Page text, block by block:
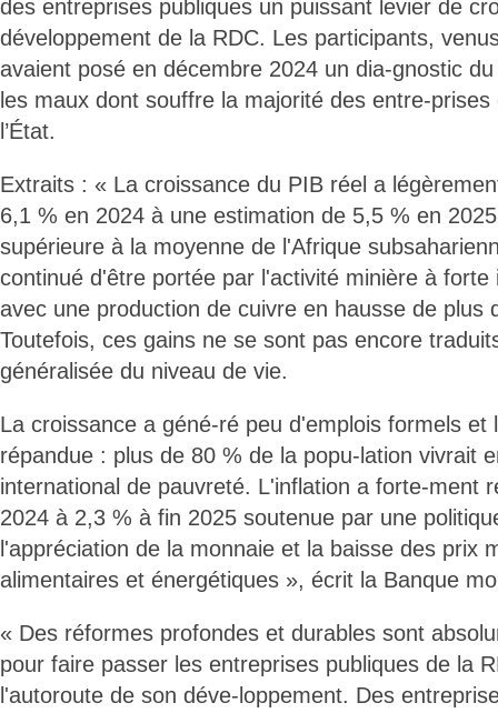
des entreprises publiques un puissant levier de
développement de la RDC. Les participants,
avaient posé en décembre 2024 un dia-gnostic
les maux dont souffre la majorité des entre-
l’État.
Extraits : « La croissance du PIB réel a
6,1 % en 2024 à une estimation de 5,5 % en
supérieure à la moyenne de l'Afrique
continué d'être portée par l'activité minière à forte
avec une production de cuivre en hausse de plus
Toutefois, ces gains ne se sont pas encore
généralisée du niveau de vie.
La croissance a géné-ré peu d'emplois formels et
répandue : plus de 80 % de la popu-lation vivrait
international de pauvreté. L'inflation a forte-ment
2024 à 2,3 % à fin 2025 soutenue par une
l'appréciation de la monnaie et la baisse des prix
alimentaires et énergétiques », écrit la Banque
« Des réformes profondes et durables sont
pour faire passer les entreprises publiques de la
l'autoroute de son déve-loppement. Des